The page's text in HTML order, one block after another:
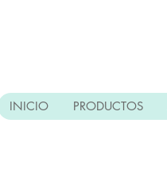
INICIO PRODUCTOS